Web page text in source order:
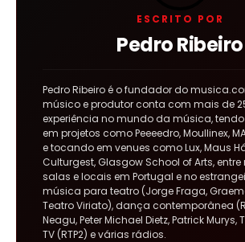
ESCRITO POR
Pedro Ribeiro
Pedro Ribeiro é o fundador do
músico e produtor conta com mais de
experiência no mundo da música,
em projetos como Peeeedro, Moullinex,
e tocando em venues como Lux, Maus
Culturgest, Glasgow School of Arts,
salas e locais em Portugal e no
música para teatro (Jorge Fraga,
Teatro Viriato), dança contemporânea
Neagu, Peter Michael Dietz, Patrick Murys,
TV (RTP2) e várias rádios.